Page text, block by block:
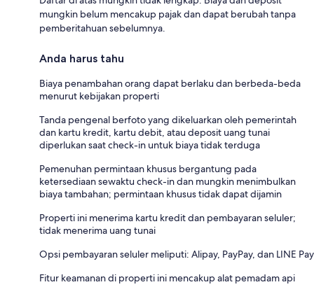
mungkin belum mencakup pajak dan dapat berubah tanpa
pemberitahuan sebelumnya.
Anda harus tahu
Biaya penambahan orang dapat berlaku dan berbeda-beda
menurut kebijakan properti
Tanda pengenal berfoto yang dikeluarkan oleh pemerintah
dan kartu kredit, kartu debit, atau deposit uang tunai
diperlukan saat check-in untuk biaya tidak terduga
Pemenuhan permintaan khusus bergantung pada
ketersediaan sewaktu check-in dan mungkin menimbulkan
biaya tambahan; permintaan khusus tidak dapat dijamin
Properti ini menerima kartu kredit dan pembayaran seluler;
tidak menerima uang tunai
Opsi pembayaran seluler meliputi: Alipay, PayPay, dan LINE Pay
Fitur keamanan di properti ini mencakup alat pemadam api